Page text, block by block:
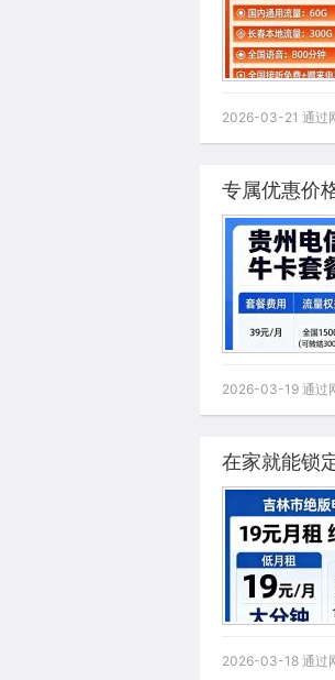
2026-03-21 通过
专属优惠价
2026-03-19 通过
2026-03-18 通过